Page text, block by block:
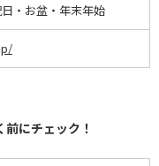
・お盆・年末年始
にチェック！